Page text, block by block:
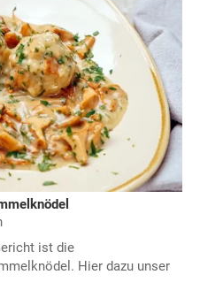
ist die
Hier dazu unser